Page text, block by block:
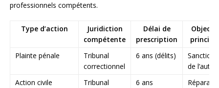
professionnels compétents.
Type d’action
Juridiction
compétente
Délai de
prescription
Objectif
Plainte pénale
Tribunal
correctionnel
6 ans (délits)
Sanction
de
Action civile
Tribunal
6 ans